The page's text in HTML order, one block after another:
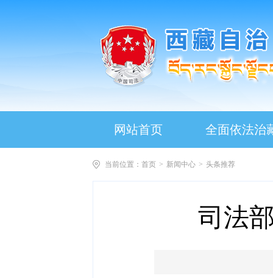
网站首页 全面依法治
当前位置： 首页 > 新闻中心 > 头条推荐
司法